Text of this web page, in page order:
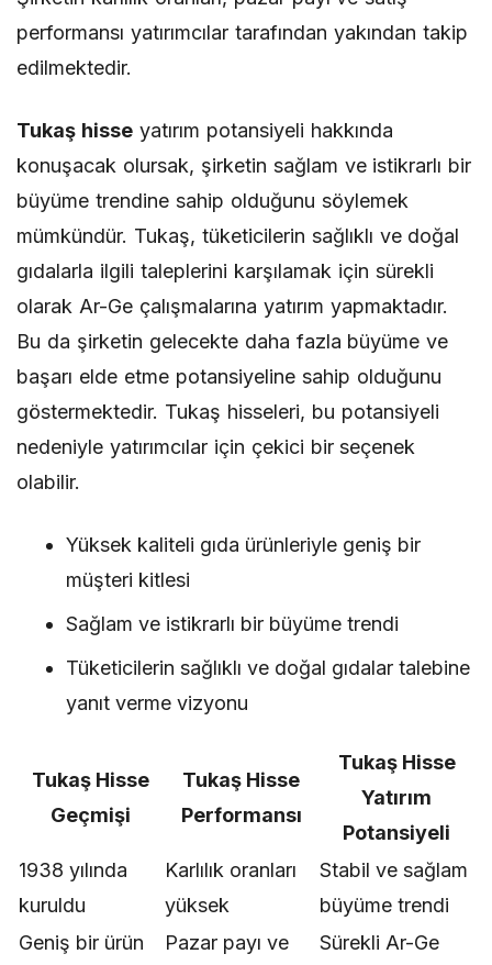
performansı yatırımcılar tarafından yakından takip
edilmektedir.
Tukaş hisseyatırım potansiyeli hakkında
konuşacak olursak, şirketin sağlam ve istikrarlı bir
büyüme trendine sahip olduğunu söylemek
mümkündür. Tukaş, tüketicilerin sağlıklı ve doğal
gıdalarla ilgili taleplerini karşılamak için sürekli
olarak Ar-Ge çalışmalarına yatırım yapmaktadır.
Bu da şirketin gelecekte daha fazla büyüme ve
başarı elde etme potansiyeline sahip olduğunu
göstermektedir. Tukaş hisseleri, bu potansiyeli
nedeniyle yatırımcılar için çekici bir seçenek
olabilir.
Yüksek kaliteli gıda ürünleriyle geniş bir
müşteri kitlesi
Sağlam ve istikrarlı bir büyüme trendi
Tüketicilerin sağlıklı ve doğal gıdalar talebine
yanıt verme vizyonu
Tukaş Hisse
Geçmişi
Tukaş Hisse
Performansı
Tukaş Hisse
Yatırım
Potansiyeli
1938 yılında
kuruldu
Karlılık oranları
yüksek
Stabil ve sağlam
büyüme trendi
Geniş bir ürün
Pazar payı ve
Sürekli Ar-Ge